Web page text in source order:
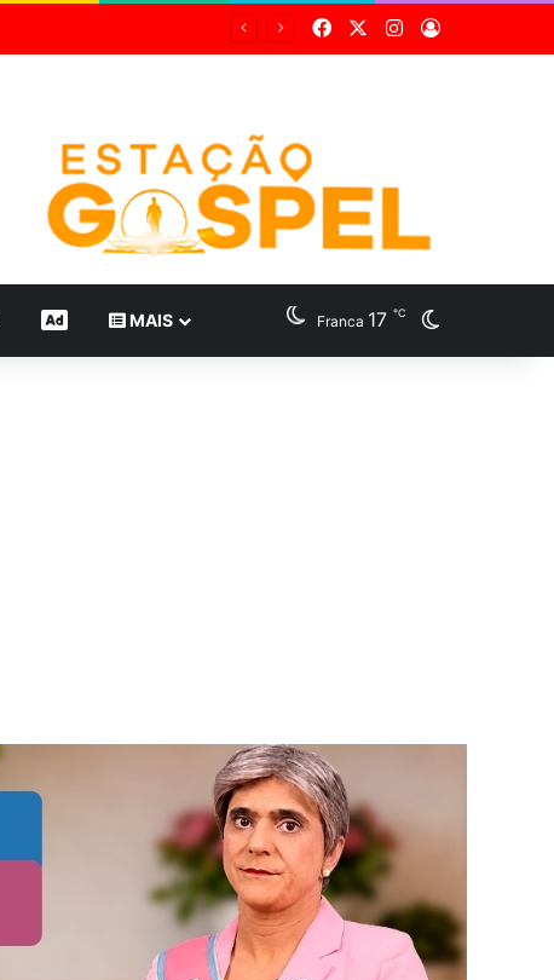
FacebookInstagram
Entrar
CONTEÚDO DE MARCA
MAIS Franca 17 ℃